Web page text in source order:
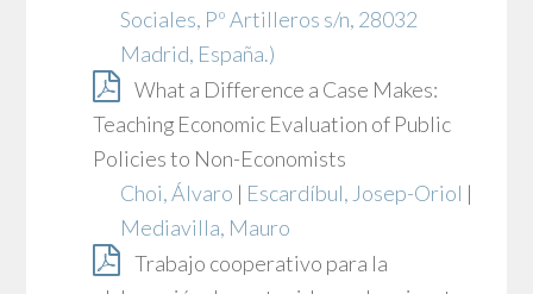
Sociales, Pº Artilleros s/n, 28032
Madrid, España.)
What a Difference a Case Makes:
Teaching Economic Evaluation of Public
Policies to Non-Economists
Choi, Álvaro | Escardíbul, Josep-Oriol |
Mediavilla, Mauro
Trabajo cooperativo para la